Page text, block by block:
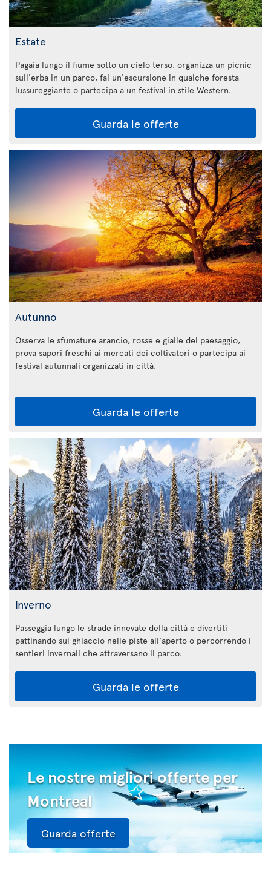
Estate
Pagaia lungo il fiume sotto un cielo terso, organizza un picnic
sull'erba in un parco, fai un'escursione in qualche foresta
lussureggiante o partecipa a un festival in stile Western.
Guarda le offerte
Autunno
Osserva le sfumature arancio, rosse e gialle del paesaggio,
prova sapori freschi ai mercati dei coltivatori o partecipa ai
festival autunnali organizzati in città.
Guarda le offerte
Inverno
Passeggia lungo le strade innevate della città e divertiti
pattinando sul ghiaccio nelle piste all'aperto o percorrendo i
sentieri invernali che attraversano il parco.
Guarda le offerte
Le nostre migliori offerte per
Montreal
Guarda offerte